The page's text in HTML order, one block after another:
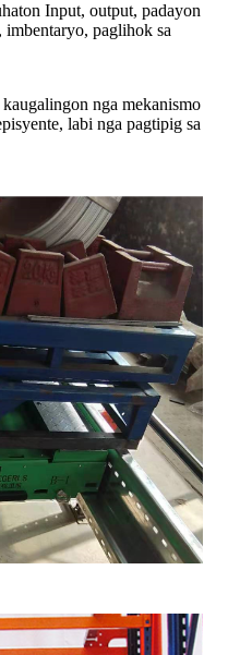
Input, output, padayon
paglihok sa
nga mekanismo
labi nga pagtipig sa